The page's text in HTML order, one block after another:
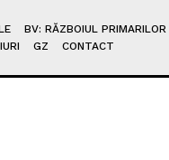
BV: RĂZBOIUL PRIMARILOR
GZ CONTACT